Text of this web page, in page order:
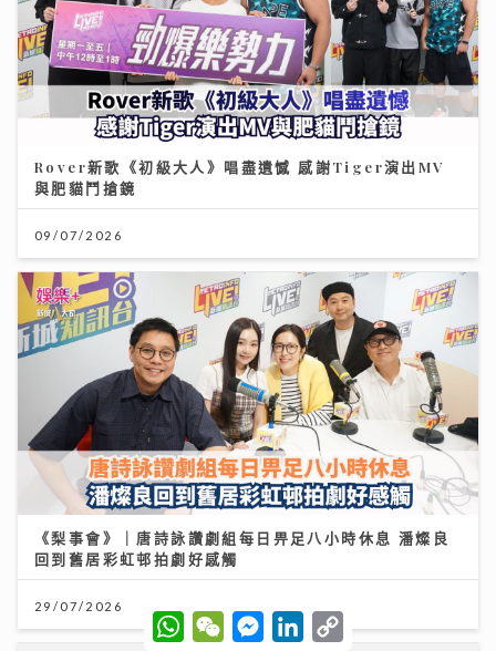
Rover新歌《初級大人》唱盡遺憾 感謝Tiger演出MV
與肥貓鬥搶鏡
09/07/2026
《梨事會》｜唐詩詠讚劇組每日畀足八小時休息 潘燦良
回到舊居彩虹邨拍劇好感觸
29/07/2026
W
h
W
e
M
e
L
o